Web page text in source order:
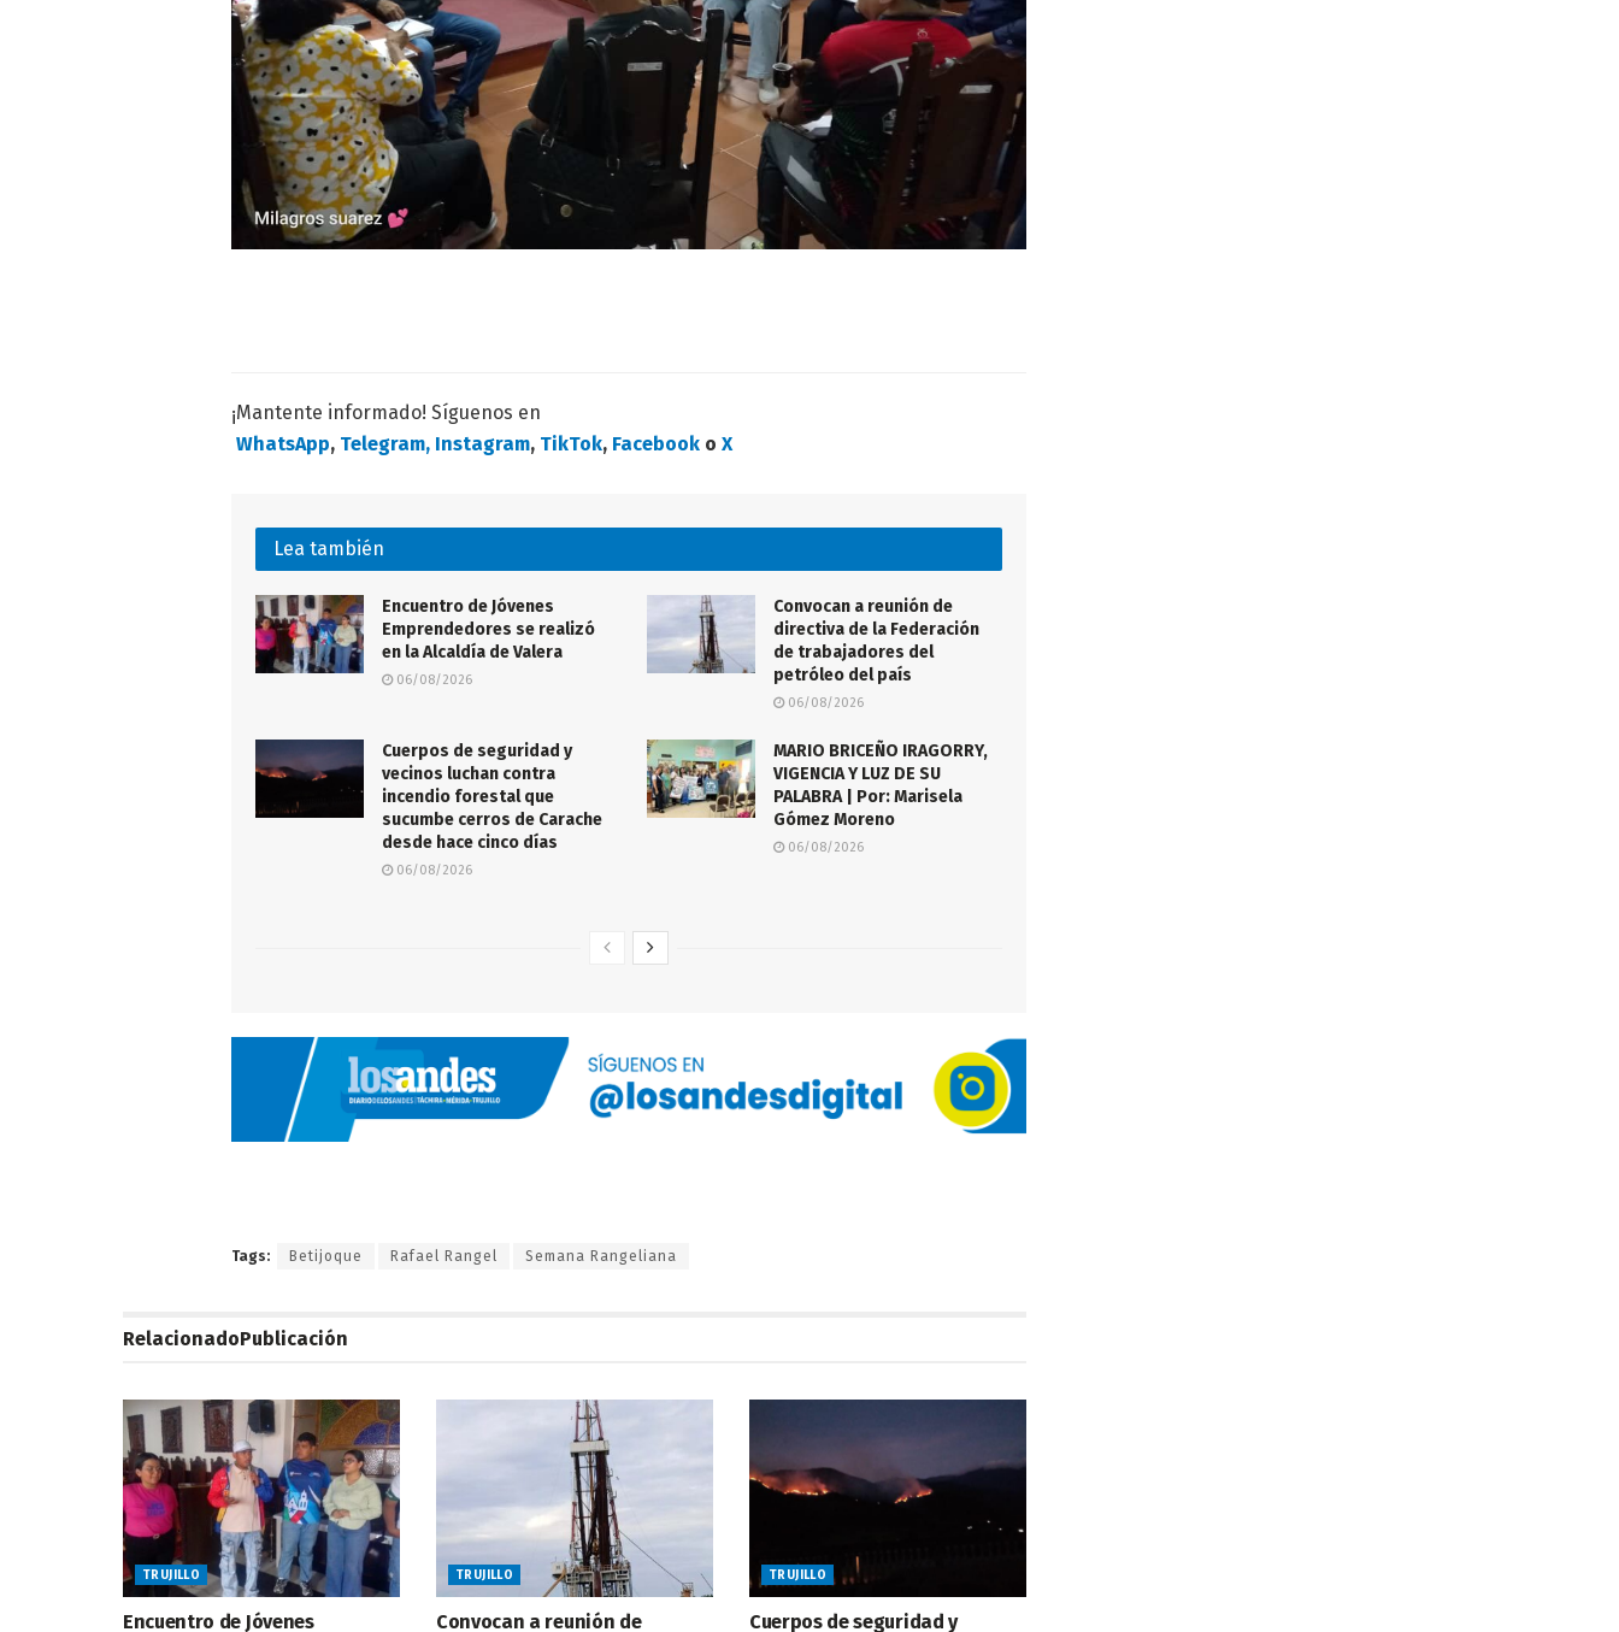
¡Mantente informado! Síguenos en
WhatsApp, Telegram, Instagram, TikTok, Facebook o X
Lea también
Encuentro de Jóvenes
Emprendedores se realizó
en la Alcaldía de Valera
06/08/2026
Convocan a reunión de
directiva de la Federación
de trabajadores del
petróleo del país
06/08/2026
Cuerpos de seguridad y
vecinos luchan contra
incendio forestal que
sucumbe cerros de Carache
desde hace cinco días
06/08/2026
MARIO BRICEÑO IRAGORRY,
VIGENCIA Y LUZ DE SU
PALABRA | Por: Marisela
Gómez Moreno
06/08/2026
Tags: Betijoque Rafael Rangel Semana Rangeliana
RelacionadoPublicación
TRUJILLO
Encuentro de Jóvenes
TRUJILLO
Convocan a reunión de
TRUJILLO
Cuerpos de seguridad y